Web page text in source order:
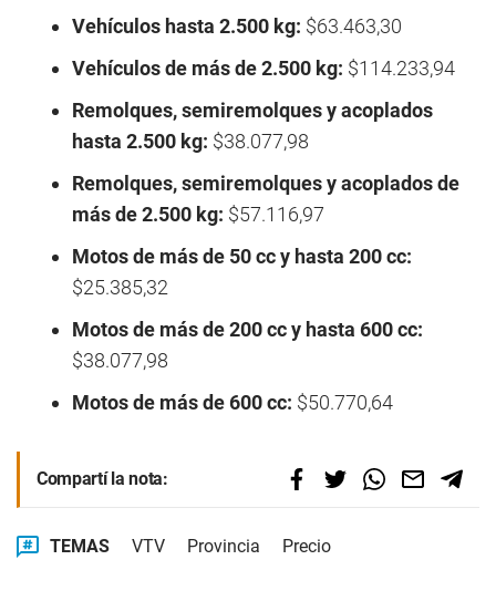
Vehículos hasta 2.500 kg: $63.463,30
Vehículos de más de 2.500 kg: $114.233,94
Remolques, semiremolques y acoplados
hasta 2.500 kg: $38.077,98
Remolques, semiremolques y acoplados de
más de 2.500 kg: $57.116,97
Motos de más de 50 cc y hasta 200 cc:
$25.385,32
Motos de más de 200 cc y hasta 600 cc:
$38.077,98
Motos de más de 600 cc: $50.770,64
Compartí la nota:
TEMAS VTV Provincia Precio